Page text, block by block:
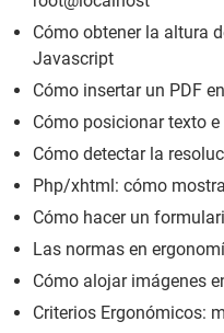
Cómo obtener la altura
Javascript
Cómo insertar un PDF
Cómo posicionar texto e
Cómo detectar la
Php/xhtml: cómo
Cómo hacer un
Las normas en
Cómo alojar imágenes
Criterios Ergonómicos: